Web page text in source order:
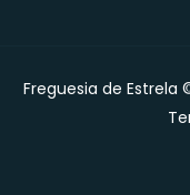
Freguesia de Estrela